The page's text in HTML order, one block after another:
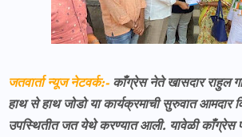
जतवार्ता न्यूज नेटवर्क:- काँग्रेस नेते खासदार राहुल
हाथ से हाथ जोडो या कार्यक्रमाची सुरुवात आमदार
उपस्थितीत जत येथे करण्यात आली. यावेळी काँग्रेस